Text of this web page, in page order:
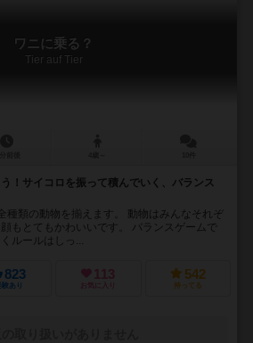
ワニに乗る？
Tier auf Tier
！サイコロを振って積んでいく、バランス
種類の動物を揃えます。 動物はみんなそれぞ
もとてもかわいいです。 バランスゲームで
ルールはしっ...
823
あり
113
お気に入り
542
持ってる